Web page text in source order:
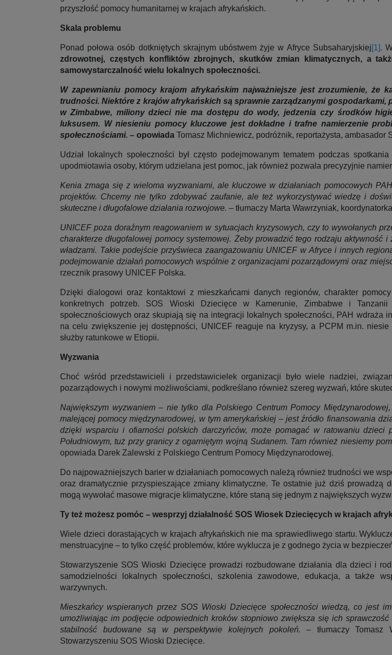
przyszłość pomocy humanitarnej w krajach afrykańskich.
Skala problemu
Ponad połowa osób dotkniętych skrajnym ubóstwem żyje w Afryce Subsaharyjskiej[1].
zdrowotnej, częstych konfliktów zbrojnych, skutków zmian klimatycznych, a
samowystarczalność wielu lokalnych społeczności.
W zapewnianiu pomocy krajom afrykańskim najważniejsze jest zrozumienie,
trudności. Niektóre z krajów afrykańskich są sprawnie zarządzanymi gospodarkami,
w Zimbabwe, miliony dzieci nie ma dostępu do wody, jedzenia czy środków
luksusem. W niesieniu pomocy kluczowe jest dokładne i trafne namierzenie
społecznościami. – opowiada Tomasz Michniewicz, podróżnik, reportażysta, ambasador
Udział lokalnych społeczności był często podejmowanym tematem podczas
upodmiotawia osoby, którym udzielana jest pomoc, jak również pozwala precyzyjnie
Kenia zmaga się z wieloma wyzwaniami, ale kluczowe w działaniach pomocowych
projektów. Chcemy nie tylko zdobywać zaufanie, ale też wykorzystywać wiedzę i
skuteczne i długofalowe działania rozwojowe. – tłumaczy Marta Wawrzyniak,
UNICEF poza doraźnym reagowaniem w sytuacjach kryzysowych, czy to wywołanych
charakterze długofalowej pomocy systemowej. Żeby prowadzić tego rodzaju aktywność
władzami. Takie podejście przyświeca zaangażowaniu UNICEF w Afryce i innych
podejmowanie działań pomocowych wspólnie z organizacjami pozarządowymi oraz
rzecznik prasowy UNICEF Polska.
Dzięki dialogowi oraz kontaktowi z mieszkańcami danych regionów, charakter
konkretnych potrzeb. SOS Wioski Dziecięce w Kamerunie, Zimbabwe i
społecznościowych oraz skupiają się na integracji lokalnych społeczności, PAH wdraża
na celu zwiększenie jej dostępności, UNICEF reaguje na kryzysy, a PCPM m.in.
służby ratunkowe w Etiopii.
Wyzwania
Choć wśród przedstawicieli i przedstawicielek organizacji było wiele nadziei,
pozarządowych i nowymi możliwościami, podkreślano również szereg wyzwań, które
Największym wyzwaniem – nie tylko dla Polskiego Centrum Pomocy
malejącej pomocy międzynarodowej, w tym amerykańskiej – jest źródło finansowania
dzięki wsparciu i ofiarności polskich darczyńców, może pomagać w ratowaniu dzieci
Południowym, tuż przy granicy z ogarniętym wojną Sudanem. Tam również niesiemy
opowiada Darek Zalewski z Polskiego Centrum Pomocy Międzynarodowej.
Do najpoważniejszych barier w działaniach pomocowych należą również trudności we
oraz dramatycznie przyspieszające zmiany klimatyczne. Te ostatnie już dziś prowadzą
mogą wywołać masowe migracje klimatyczne, które staną się jednym z największych
Ty też możesz pomóc – wesprzyj działalność SOS Wiosek Dziecięcych w krajach
Wiele dzieci dorastających w krajach afrykańskich nie ma sprawiedliwego startu.
menstruacyjne – to tylko część problemów, które wyklucza je z godnego życia w
Stowarzyszenie SOS Wioski Dziecięce prowadzi rozbudowane działania dla dzieci i
samodzielności lokalnych społeczności, szkolenia zawodowe, edukacja, a także
warzywnych.
Mieszkańcy wspieranych przez SOS Wioski Dziecięce społeczności wiedzą, co jest
umożliwiając im podjęcie odpowiednich kroków stopniowo zwiększa się ich
stabilność budowane są w perspektywie kolejnych pokoleń. – tłumaczy Tomasz
Stowarzyszeniu SOS Wioski Dziecięce.